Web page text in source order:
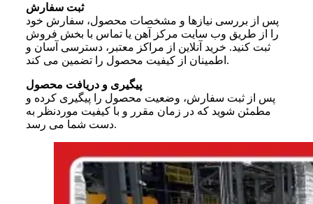
ثبت سفارش
پس از بررسی نیازها و مشخصات محصول، سفارش خود
را از طریق وب سایت مرکز آهن یا تماس با بخش فروش
ثبت کنید. خرید آنلاین از مراکز معتبر، دسترسی آسان و
اطمینان از کیفیت محصول را تضمین می کند.
پیگیری و دریافت محصول
پس از ثبت سفارش، وضعیت محصول را پیگیری کرده و
مطمئن شوید که در زمان مقرر و با کیفیت موردنظر به
دست شما می رسد.